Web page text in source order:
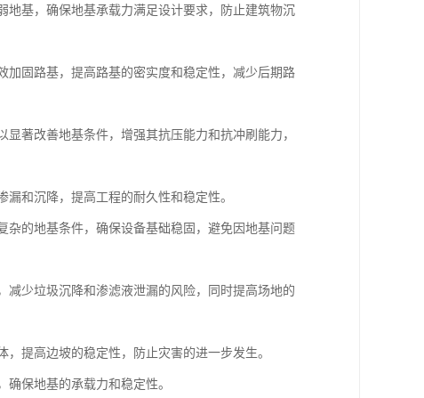
地基，确保地基承载力满足设计要求，防止建筑物沉
加固路基，提高路基的密实度和稳定性，减少后期路
著改善地基条件，增强其抗压能力和抗冲刷能力，
和沉降，提高工程的耐久性和稳定性。
的地基条件，确保设备基础稳固，避免因地基问题
少垃圾沉降和渗滤液泄漏的风险，同时提高场地的
提高边坡的稳定性，防止灾害的进一步发生。
保地基的承载力和稳定性。